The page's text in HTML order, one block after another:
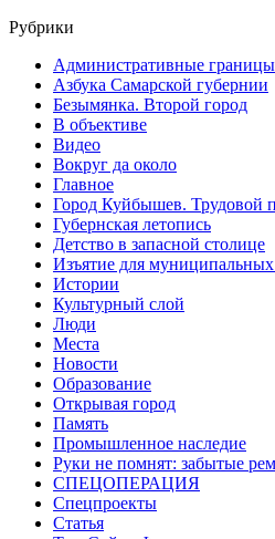
Рубрики
Административные границы
Азбука Самарской губернии
Безымянка. Второй город
В объективе
Видео
Вокруг да около
Главное
Город Куйбышев. Трудовой
Губернская летопись
Детство в запасной столице
Изъятие для
Истории
Культурный слой
Люди
Места
Новости
Образование
Открывая город
Память
Промышленное наследие
Руки не помнят: забытые
СПЕЦОПЕРАЦИЯ
Спецпроекты
Статья